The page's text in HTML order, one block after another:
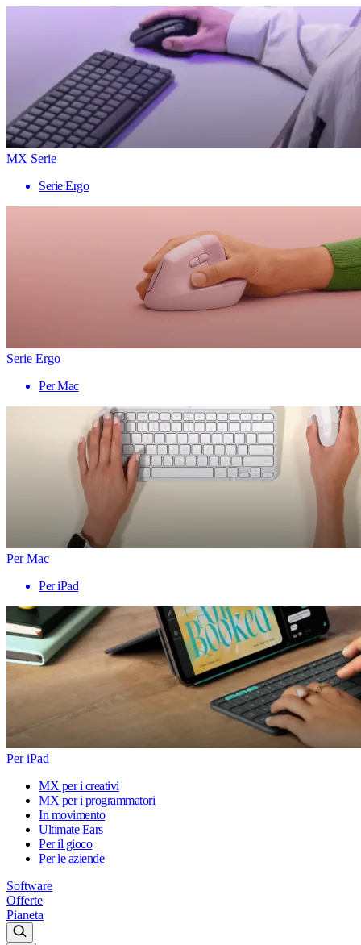
MX Serie
Serie Ergo
Serie Ergo
Per Mac
Per Mac
Per iPad
Per iPad
MX per i creativi
MX per i programmatori
In movimento
Ultimate Ears
Per il gioco
Per le aziende
Software
Offerte
Pianeta